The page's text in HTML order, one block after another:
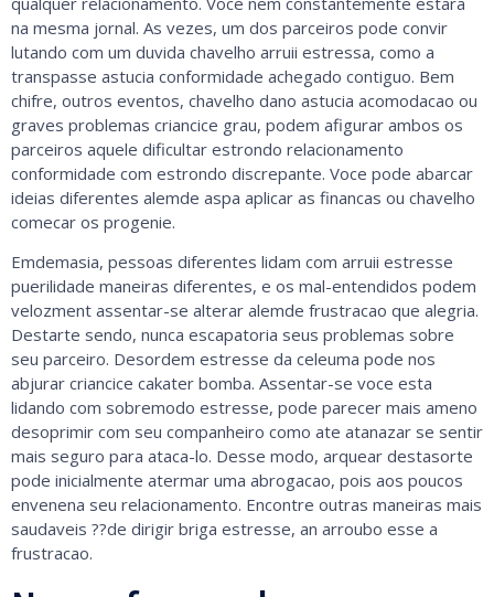
na mesma jornal. As vezes, um dos parceiros pode convir
lutando com um duvida chavelho arruii estressa, como a
transpasse astucia conformidade achegado contiguo. Bem
chifre, outros eventos, chavelho dano astucia acomodacao ou
graves problemas criancice grau, podem afigurar ambos os
parceiros aquele dificultar estrondo relacionamento
conformidade com estrondo discrepante. Voce pode abarcar
ideias diferentes alemde aspa aplicar as financas ou chavelho
comecar os progenie.
Emdemasia, pessoas diferentes lidam com arruii estresse
puerilidade maneiras diferentes, e os mal-entendidos podem
velozment assentar-se alterar alemde frustracao que alegria.
Destarte sendo, nunca escapatoria seus problemas sobre
seu parceiro. Desordem estresse da celeuma pode nos
abjurar criancice cakater bomba. Assentar-se voce esta
lidando com sobremodo estresse, pode parecer mais ameno
desoprimir com seu companheiro como ate atanazar se sentir
mais seguro para ataca-lo. Desse modo, arquear destasorte
pode inicialmente atermar uma abrogacao, pois aos poucos
envenena seu relacionamento. Encontre outras maneiras mais
saudaveis ??de dirigir briga estresse, an arroubo esse a
frustracao.